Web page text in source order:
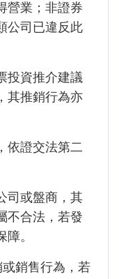
營業；非證券
公司已違反此
投資推介建議
其推銷行為亦
依證交法第二
司或盤商，其
不合法，若發
。
銷售行為，若